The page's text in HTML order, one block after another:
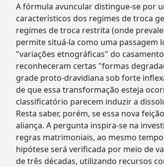
A fórmula avuncular distingue-se por
característicos dos regimes de troca
regimes de troca restrita (onde
permite situá-la como uma passagem
"variações etnográficas" do
reconheceram certas "formas
grade proto-dravidiana sob forte
de que essa transformação esteja
classificatório parecem induzir a
Resta saber, porém, se essa nova
aliança. A pergunta inspira-se na
regras matrimoniais, ao mesmo
hipótese será verificada por meio de
de três décadas, utilizando recursos